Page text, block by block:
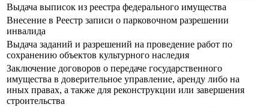
Выдача выписок из реестра федерального имущества
Внесение в Реестр записи о парковочном разрешении
инвалида
Выдача заданий и разрешений на проведение работ по
сохранению объектов культурного наследия
Заключение договоров о передаче государственного
имущества в доверительное управление, аренду либо на
иных правах, а также для реконструкции или завершения
строительства